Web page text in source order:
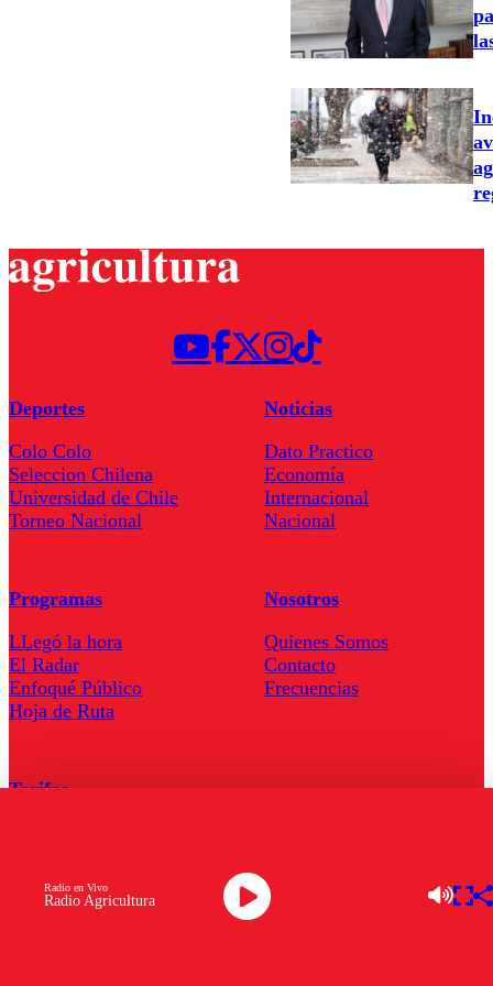
Radio Agricultura
Radio en Vivo
Deportes
Colo Colo
Seleccion Chilena
Universidad de Chile
Torneo Nacional
Noticias
Dato Practico
Economía
Internacional
Nacional
Programas
LLegó la hora
El Radar
Enfoqué Público
Hoja de Ruta
Nosotros
Quienes Somos
Contacto
Frecuencias
Tarifas